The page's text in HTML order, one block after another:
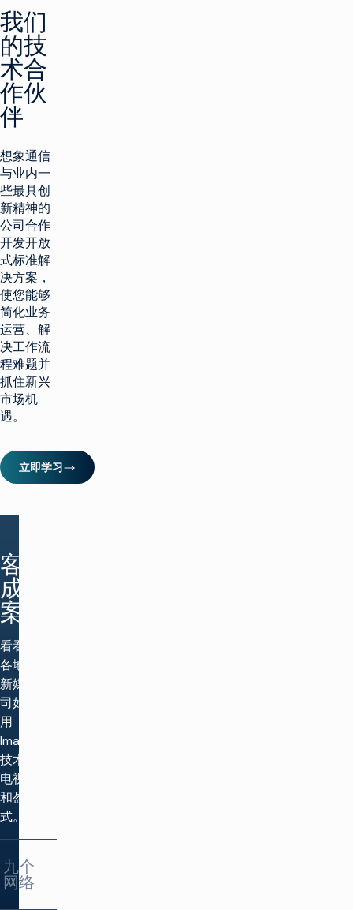
无
效
斑
点：
清
除
不
再
处
最
佳
位
置
的
斑
点
正
确
尺
寸：
剔
除
可
能
导
致
单
超
额
点
自
动
驾
单
击
按
钮
即
可
生
成
备
选
方
案
佳
结
果
行
优
化
允
许
操
作
员
尝
"假
设
"方
案
先
进
的
优
化
算
法
可
自
动
处
理
每
复
杂
过
程
利
用
于
效
率
的
算
法，
以
最
少
的
库
存
现
受
众
承
集
成
包
裹
在
SwaggerHub
完
整
记
录
的
应
用
程
序
接
口
中
我们
的技
术合
作伙
伴
想象通信
与业内一
些最具创
新精神的
公司合作
开发开放
式标准解
决方案，
使您能够
简化业务
运营、解
决工作流
程难题并
抓住新兴
市场机
遇。
立即学习
客户
成功
案例
看看世界
各地的创
新媒体公
司如何利
用
Imagine
技术重塑
电视制作
和盈利方
式。
九个
网络